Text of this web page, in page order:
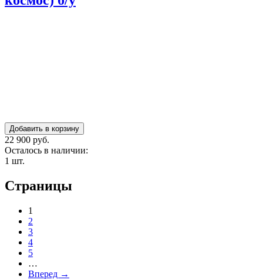
22 900 руб.
Осталось в наличии:
1 шт.
Страницы
1
2
3
4
5
…
Вперед →